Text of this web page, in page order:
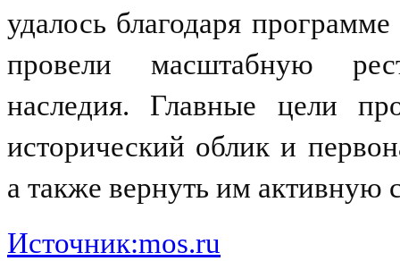
удалось благодаря
провели масштабную
наследия. Главные цели
исторический облик и
а также вернуть им
Источник:mos.ru